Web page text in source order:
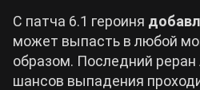
С патча 6.1 героиня
может выпасть в любой
образом. Последний
шансов выпадения